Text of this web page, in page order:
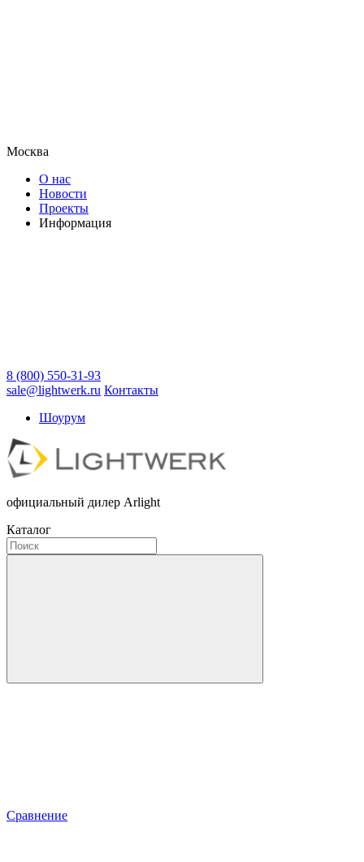
Москва
О нас
Новости
Проекты
Информация
8 (800) 550-31-93
sale@lightwerk.ru Контакты
Шоурум
официальный дилер Arlight
Каталог
Сравнение